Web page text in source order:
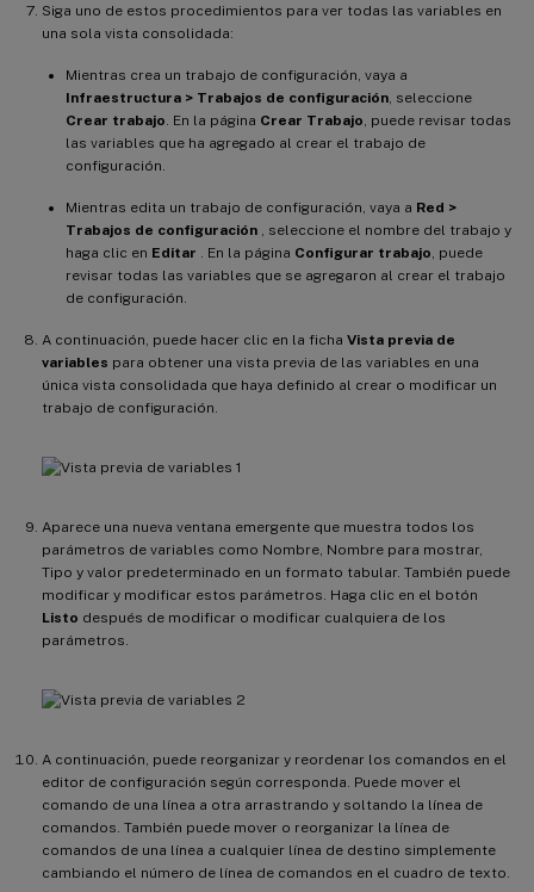
Siga uno de estos procedimientos para ver todas las variables en
una sola vista consolidada:
Mientras crea un trabajo de configuración, vaya a
Infraestructura > Trabajos de configuración , seleccione
Crear trabajo . En la página Crear Trabajo , puede revisar todas
las variables que ha agregado al crear el trabajo de
configuración.
Mientras edita un trabajo de configuración, vaya a Red >
Trabajos de configuración , seleccione el nombre del trabajo y
haga clic en Editar . En la página Configurar trabajo , puede
revisar todas las variables que se agregaron al crear el trabajo
de configuración.
A continuación, puede hacer clic en la ficha Vista previa de
variables para obtener una vista previa de las variables en una
única vista consolidada que haya definido al crear o modificar un
trabajo de configuración.
Aparece una nueva ventana emergente que muestra todos los
parámetros de variables como Nombre, Nombre para mostrar,
Tipo y valor predeterminado en un formato tabular. También puede
modificar y modificar estos parámetros. Haga clic en el botón
Listo después de modificar o modificar cualquiera de los
parámetros.
A continuación, puede reorganizar y reordenar los comandos en el
editor de configuración según corresponda. Puede mover el
comando de una línea a otra arrastrando y soltando la línea de
comandos. También puede mover o reorganizar la línea de
comandos de una línea a cualquier línea de destino simplemente
cambiando el número de línea de comandos en el cuadro de texto.